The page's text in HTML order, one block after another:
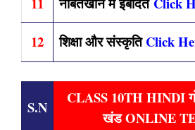
12
शिक्षा और संस्कृतिClick
S.N
CLASS 10TH HINDI
खंड ONLINE